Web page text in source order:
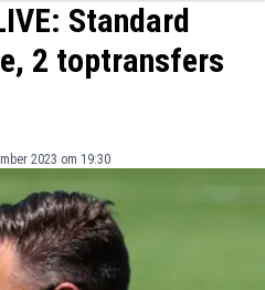
Standard
2 toptransfers
2023 om 19:30